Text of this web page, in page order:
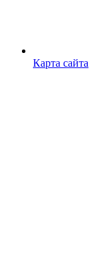
Карта сайта